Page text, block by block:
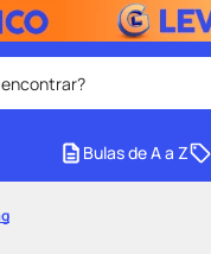
facial
Bulas de A a Z